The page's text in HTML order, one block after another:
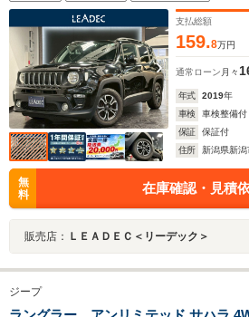
支払総額
159.8万円
通常ローン 月々
年式 2019年
車検
車検整備付
保証
保証付
住所
新潟県新潟
無
料
在庫確認・見積
販売店： ＬＥＡＤＥＣ＜リーデック＞
ジープ